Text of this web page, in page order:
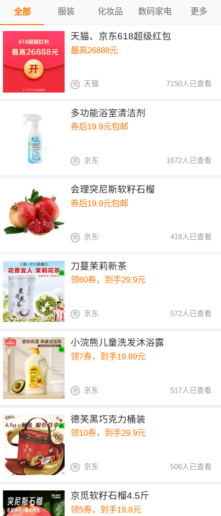
全部 服装 化妆品 数码家电 更多
天猫、京东618超级红包
最高26888元
7150人已查看
天猫
多功能浴室清洁剂
券后19.9元包邮
1672人已查看
京东
会理突尼斯软籽石榴
券后19.9元包邮
418人已查看
京东
刀蔓茉莉新茶
领60券，到手29.9元
572人已查看
京东
小浣熊儿童洗发沐浴露
领7券，到手19.89元
517人已查看
京东
德芙黑巧克力桶装
领10券，到手29.9元
506人已查看
京东
京觅软籽石榴4.5斤
领5券，到手19.8元